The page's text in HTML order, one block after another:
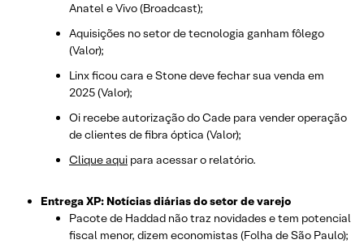
Anatel e Vivo (Broadcast);
Aquisições no setor de tecnologia ganham fôlego
(Valor);
Linx ficou cara e Stone deve fechar sua venda em
2025 (Valor);
Oi recebe autorização do Cade para vender operação
de clientes de fibra óptica (Valor);
Clique aqui para acessar o relatório.
Entrega XP: Notícias diárias do setor de varejo
Pacote de Haddad não traz novidades e tem potencial
fiscal menor, dizem economistas (Folha de São Paulo);